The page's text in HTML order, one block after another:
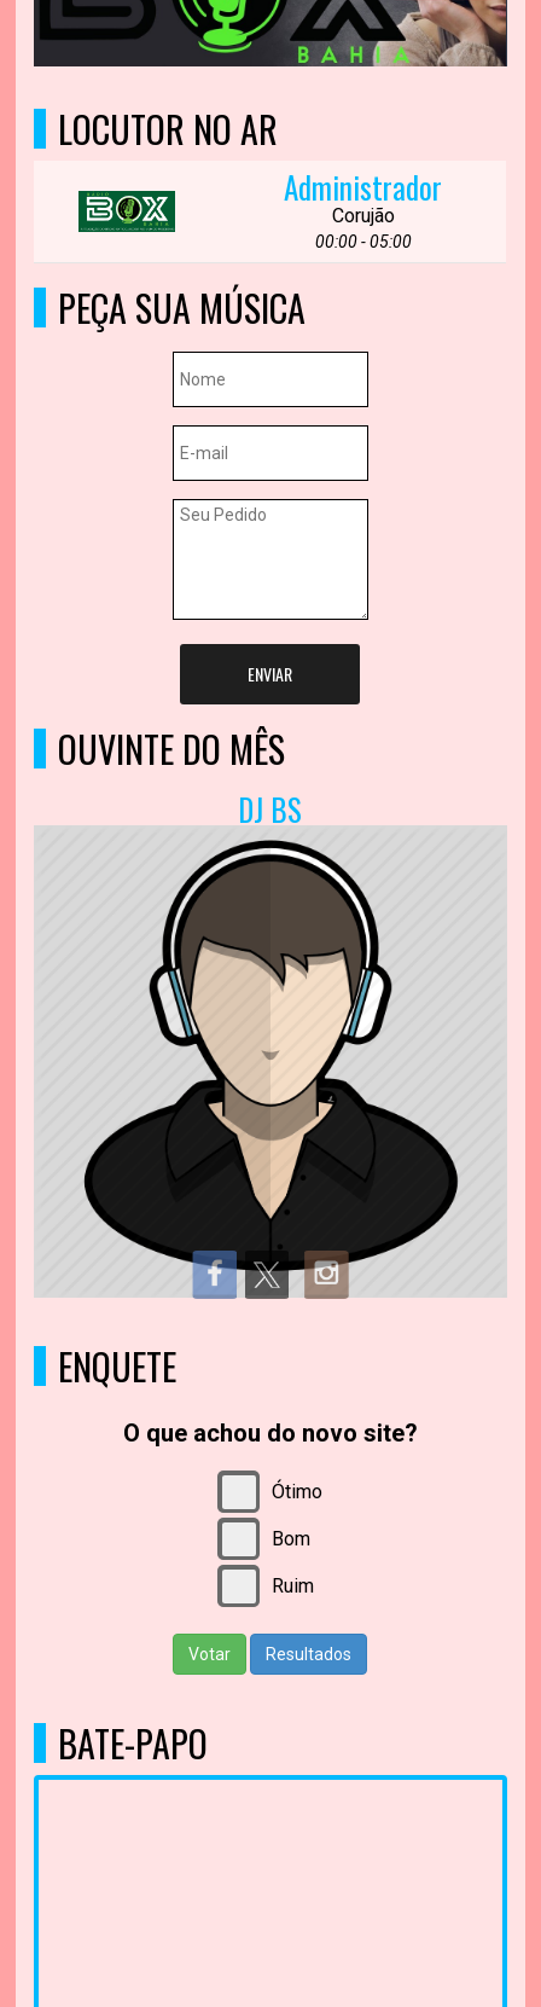
LOCUTOR NO AR
Administrador
Corujão
00:00 - 05:00
PEÇA SUA MÚSICA
ENVIAR
OUVINTE DO MÊS
DJ BS
ENQUETE
O que achou do novo site?
Ótimo
Bom
Ruim
Votar Resultados
BATE-PAPO